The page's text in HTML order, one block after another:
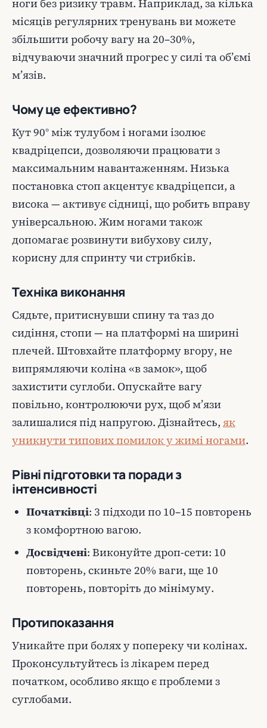
ноги без ризику травм. Наприклад, за кілька
місяців регулярних тренувань ви можете
збільшити робочу вагу на 20–30%,
відчуваючи значний прогрес у силі та об’ємі
м’язів.
Чому це ефективно?
Кут 90° між тулубом і ногами ізолює
квадріцепси, дозволяючи працювати з
максимальним навантаженням. Низька
постановка стоп акцентує квадріцепси, а
висока — активує сідниці, що робить вправу
універсальною. Жим ногами також
допомагає розвинути вибухову силу,
корисну для спринту чи стрибків.
Техніка виконання
Сядьте, притиснувши спину та таз до
сидіння, стопи — на платформі на ширині
плечей. Штовхайте платформу вгору, не
випрямляючи коліна «в замок», щоб
захистити суглоби. Опускайте вагу
повільно, контролюючи рух, щоб м’язи
залишалися під напругою. Дізнайтесь, як
уникнути типових помилок у жимі ногами.
Рівні підготовки та поради з
інтенсивності
Початківці: 3 підходи по 10–15 повторень
з комфортною вагою.
Досвідчені: Виконуйте дроп-сети: 10
повторень, скиньте 20% ваги, ще 10
повторень, повторіть до мінімуму.
Протипоказання
Уникайте при болях у попереку чи колінах.
Проконсультуйтесь із лікарем перед
початком, особливо якщо є проблеми з
суглобами.